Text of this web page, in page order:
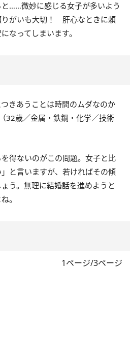
……微妙に感じる女子が多いよう
りがいも大切！ 肝心なときに頼
なってしまいます。
きあうことは時間のムダなのか
32歳／金属・鉄鋼・化学／技術
得ないのがこの問題。女子と比
と言いますが、若ければその傾
う。無理に結婚話を進めようと
。
1ページ/3ページ